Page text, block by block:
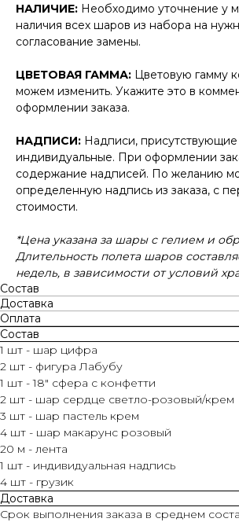
НАЛИЧИЕ: Необходимо уточнение у
наличия всех шаров из набора на
согласование замены.
ЦВЕТОВАЯ ГАММА: Цветовую гамму
можем изменить. Укажите это в
оформлении заказа.
НАДПИСИ: Надписи,
индивидуальные. При оформлении
содержание надписей. По желанию
определенную надпись из заказа, с
стоимости.
*Цена указана за шары с гелием и
Длительность полета шаров
недель, в зависимости от условий
Состав
Доставка
Оплата
Состав
1 шт - шар цифра
2 шт - фигура Лабубу
1 шт - 18" сфера с конфетти
2 шт - шар сердце светло-розовый/крем
3 шт - шар пастель крем
4 шт - шар макарунс розовый
20 м - лента
1 шт - индивидуальная надпись
4 шт - грузик
Доставка
Срок выполнения заказа в среднем